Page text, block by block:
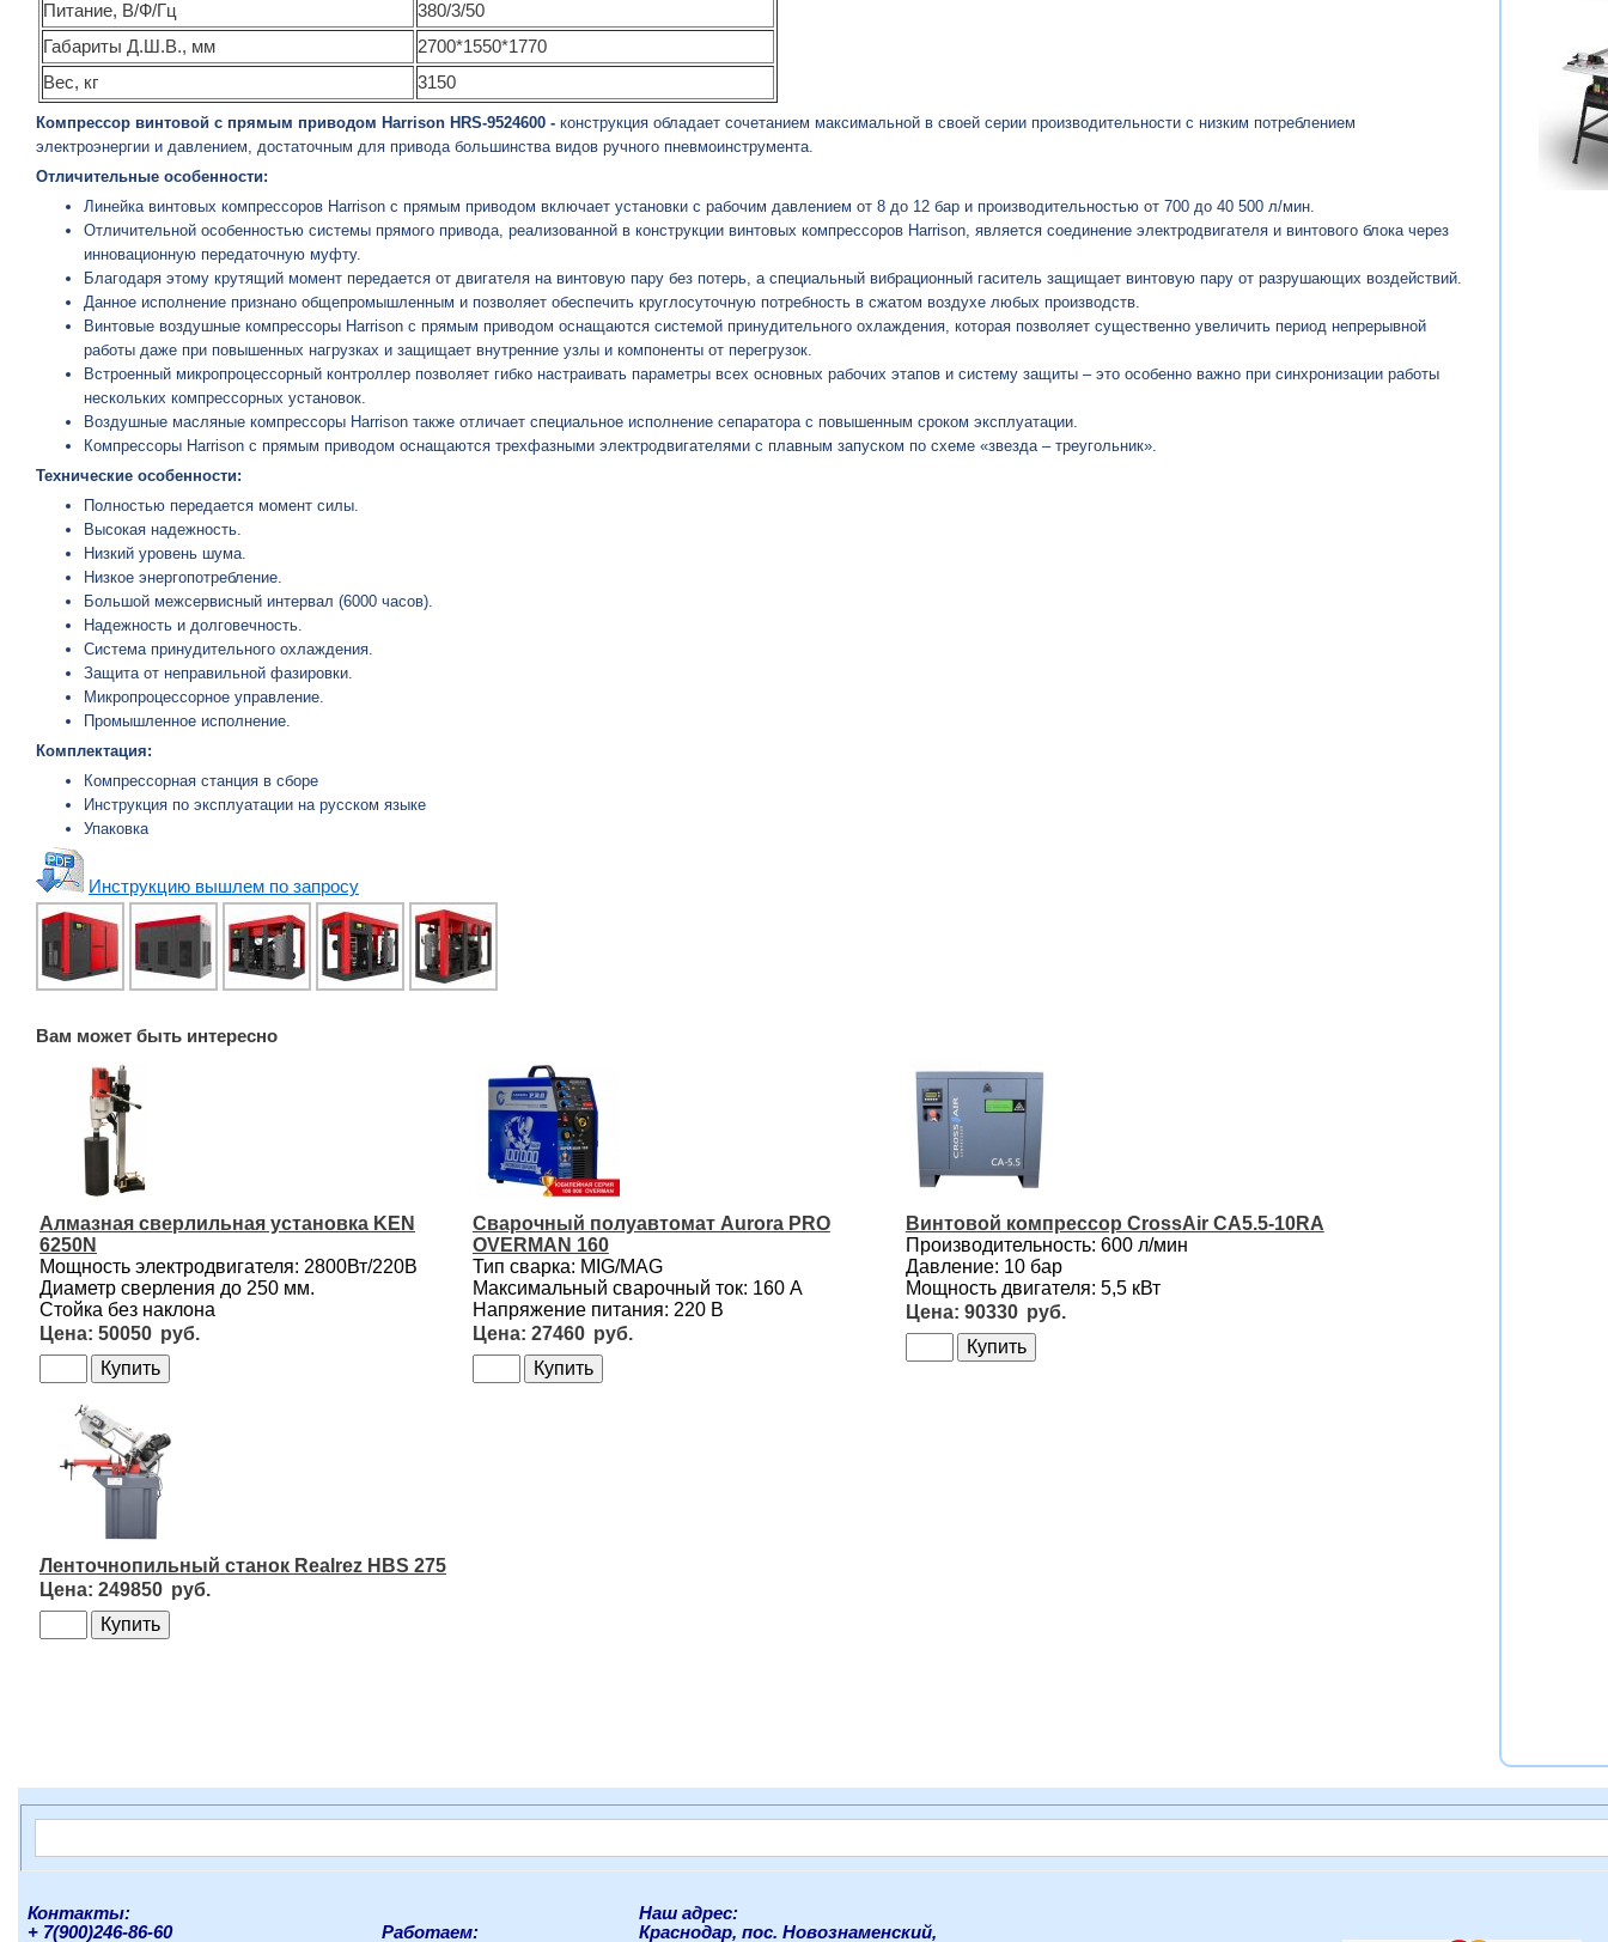
Питание, В/Ф/Гц
380/3/50
Габариты Д.Ш.В., мм
2700*1550*1770
Вес, кг
3150
Компрессор винтовой с прямым приводом Harrison HRS-9524600 - конструкция обладает сочетанием максимальной в своей серии производительности с низким потреблением
электроэнергии и давлением, достаточным для привода большинства видов ручного пневмоинструмента.
Отличительные особенности:
Линейка винтовых компрессоров Harrison с прямым приводом включает установки с рабочим давлением от 8 до 12 бар и производительностью от 700 до 40 500 л/мин.
Отличительной особенностью системы прямого привода, реализованной в конструкции винтовых компрессоров Harrison, является соединение электродвигателя и винтового блока через
инновационную передаточную муфту.
Благодаря этому крутящий момент передается от двигателя на винтовую пару без потерь, а специальный вибрационный гаситель защищает винтовую пару от разрушающих воздействий.
Данное исполнение признано общепромышленным и позволяет обеспечить круглосуточную потребность в сжатом воздухе любых производств.
Винтовые воздушные компрессоры Harrison с прямым приводом оснащаются системой принудительного охлаждения, которая позволяет существенно увеличить период непрерывной
работы даже при повышенных нагрузках и защищает внутренние узлы и компоненты от перегрузок.
Встроенный микропроцессорный контроллер позволяет гибко настраивать параметры всех основных рабочих этапов и систему защиты – это особенно важно при синхронизации работы
нескольких компрессорных установок.
Воздушные масляные компрессоры Harrison также отличает специальное исполнение сепаратора с повышенным сроком эксплуатации.
Компрессоры Harrison с прямым приводом оснащаются трехфазными электродвигателями с плавным запуском по схеме «звезда – треугольник».
Технические особенности:
Полностью передается момент силы.
Высокая надежность.
Низкий уровень шума.
Низкое энергопотребление.
Большой межсервисный интервал (6000 часов).
Надежность и долговечность.
Система принудительного охлаждения.
Защита от неправильной фазировки.
Микропроцессорное управление.
Промышленное исполнение.
Комплектация:
Компрессорная станция в сборе
Инструкция по эксплуатации на русском языке
Упаковка
Инструкцию вышлем по запросу
Вам может быть интересно
Алмазная сверлильная установка KEN
6250N
Мощность электродвигателя: 2800Вт/220В
Диаметр сверления до 250 мм.
Стойка без наклона
50050
Сварочный полуавтомат Aurora PRO
OVERMAN 160
Тип сварка: MIG/MAG
Максимальный сварочный ток: 160 А
Напряжение питания: 220 В
27460
Винтовой компрессор CrossAir CA5.5-10RA
Производительность: 600 л/мин
Давление: 10 бар
Мощность двигателя: 5,5 кВт
90330
Ленточнопильный станок Realrez HBS 275
249850
Контакты:
+ 7(900)246-86-60
Работаем:
Наш адрес:
Краснодар, пос. Новознаменский,